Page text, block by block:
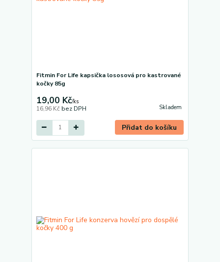
Fitmin For Life kapsička lososová pro kastrované
kočky 85g
19,00 Kč/ks
16,96 Kč bez DPH Skladem
Přidat do košíku